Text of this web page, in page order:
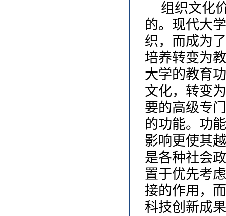
组织文化
的。现代大
织，而成为
培养转变为
大学的教育
文化，转变
要的高级专
的功能。功
影响更使其
是各种社会
置于优先考
接的作用，
科技创新成